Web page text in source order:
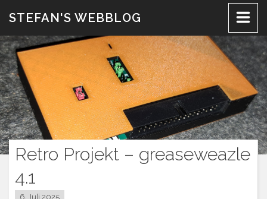
InhaltSTEFAN'S WEBBLOG
Retro Projekt – greaseweazle
4.1
6. Juli 2025